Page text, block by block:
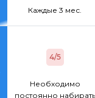
Каждые 3 мес.
4/5
Необходимо
постоянно набирать